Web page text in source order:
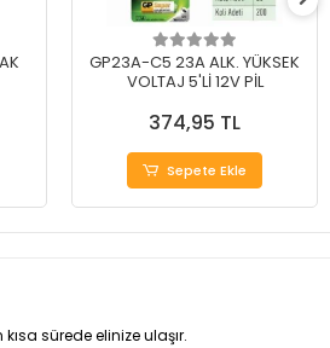
GP23A-C5 23A ALK. YÜKSEK
VOLTAJ 5'Lİ 12V PİL
374,95 TL
Sepete Ekle
sürede elinize ulaşır.